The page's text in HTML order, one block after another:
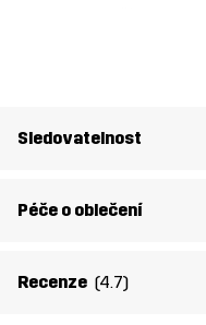
Model/modelka je 182 cm
Střih
Sledovatelnost
Péče o oblečení
Recenze (4.7)